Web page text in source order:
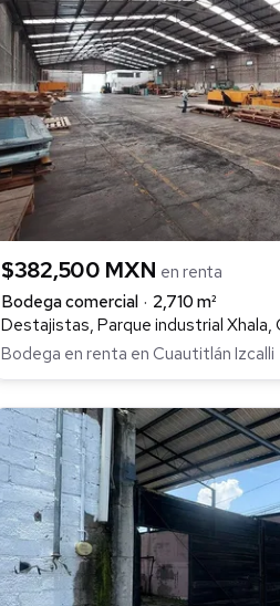
$382,500 MXN en renta
Bodega comercial
2,710 m²
Destajistas, Parque industrial Xhala,
Bodega en renta en Cuautitlán Izcalli